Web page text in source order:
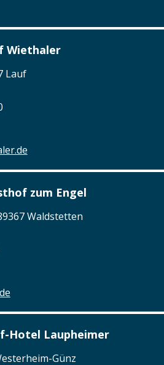
Wiethaler
Lauf
zum Engel
Waldstetten
Hotel Laupheimer
Günz